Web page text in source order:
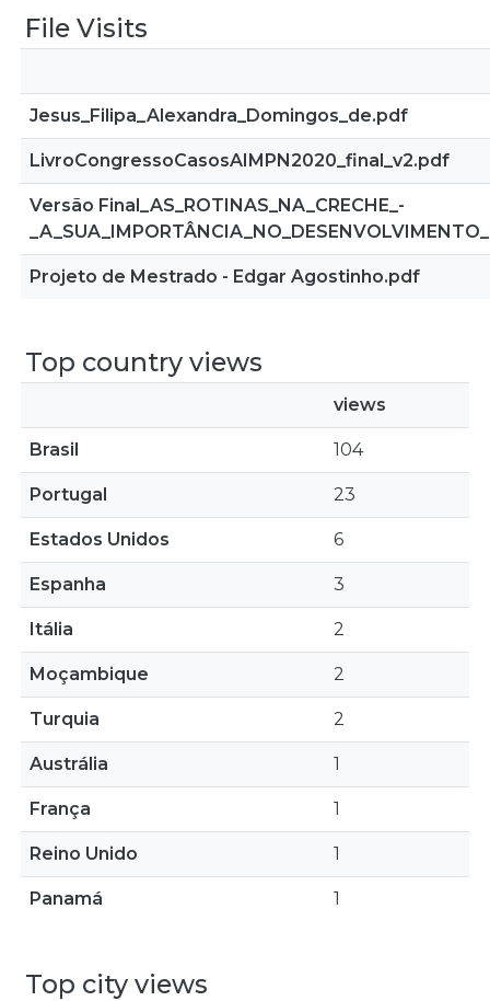
File Visits
Jesus_Filipa_Alexandra_Domingos_de.pdf
LivroCongressoCasosAIMPN2020_final_v2.pdf
Versão Final_AS_ROTINAS_NA_CRECHE_-
Projeto de Mestrado - Edgar Agostinho.pdf
Top country views
views
Brasil 104
Portugal 23
Estados Unidos 6
Espanha 3
Itália 2
Moçambique 2
Turquia 2
Austrália 1
França 1
Reino Unido 1
Panamá 1
Top city views